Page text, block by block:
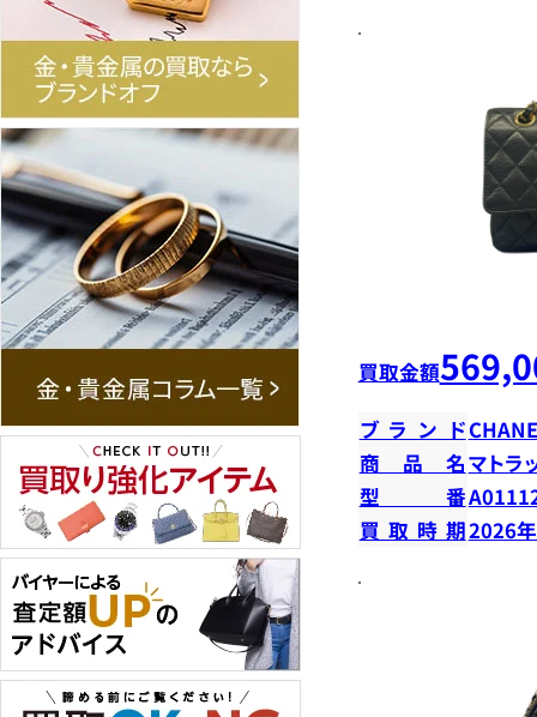
買取金額
ブランド
商品名マトラ
型番
買取時期2026